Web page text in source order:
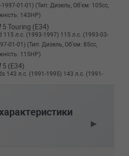
1997-01-01) (Тип: Дизель, Об'єм: 105cc,
143HP)
5 Touring (E34)
115 л.с. (1993-1997) 115 л.с. (1993-03-
01-01) (Тип: Дизель, Об'єм: 85cc,
115HP)
5 (E34)
143 л.с. (1991-1995) 143 л.с. (1991-
115 л.с. (1993-1995) 115 л.с. (1993-04-
09-01) (Тип: Дизель, Об'єм: 85cc,
▶